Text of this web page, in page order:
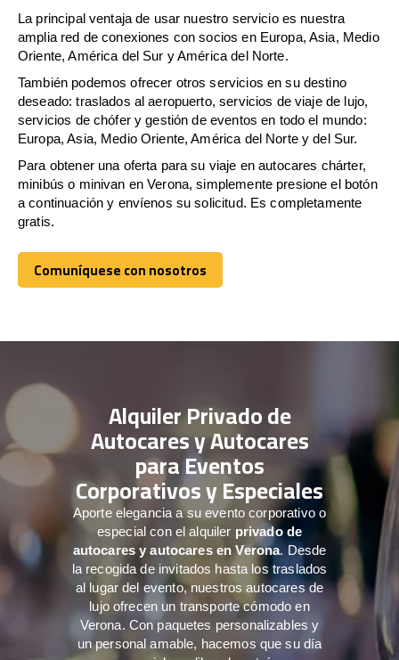
La principal ventaja de usar nuestro servicio es nuestra
amplia red de conexiones con socios en Europa, Asia, Medio
Oriente, América del Sur y América del Norte.
También podemos ofrecer otros servicios en su destino
deseado: traslados al aeropuerto, servicios de viaje de lujo,
servicios de chófer y gestión de eventos en todo el mundo:
Europa, Asia, Medio Oriente, América del Norte y del Sur.
Para obtener una oferta para su viaje en autocares chárter,
minibús o minivan en Verona, simplemente presione el botón
a continuación y envíenos su solicitud. Es completamente
gratis.
Comuníquese con nosotros
Comuníquese con nosotros
Alquiler Privado de
Autocares y Autocares
para Eventos
Corporativos y Especiales
Aporte elegancia a su evento corporativo o
especial con el alquiler privado de
autocares y autocares en Verona. Desde
la recogida de invitados hasta los traslados
al lugar del evento, nuestros autocares de
lujo ofrecen un transporte cómodo en
Verona. Con paquetes personalizables y
un personal amable, hacemos que su día